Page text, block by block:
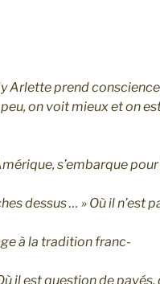
Arlette prend
on voit mieux et on
s’embarque
dessus … » Où il n’est
à la tradition franc-
il est question de pavés,